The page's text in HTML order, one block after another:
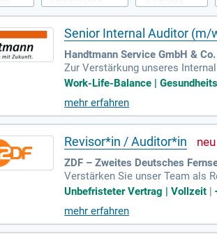
Senior Internal Auditor (m/
Handtmann Service GmbH &
Zur Verstärkung unseres
asst die eigenverantwortliche
n gehört die risikoorientierte
eren und bewerten Sie
und Effizienzpotenziale zu
Work-Life-Balance |
mehr erfahren
Revisor*in / Auditor*in
ZDF – Zweites Deutsches
Verstärken Sie unser Team als
ungen durch und analysieren
Optimierungsmaßnahmen.
ahrung in der
Unbefristeter Vertrag | Vollzeit |
mehr erfahren